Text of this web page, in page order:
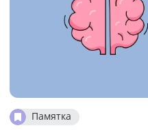
Памятка